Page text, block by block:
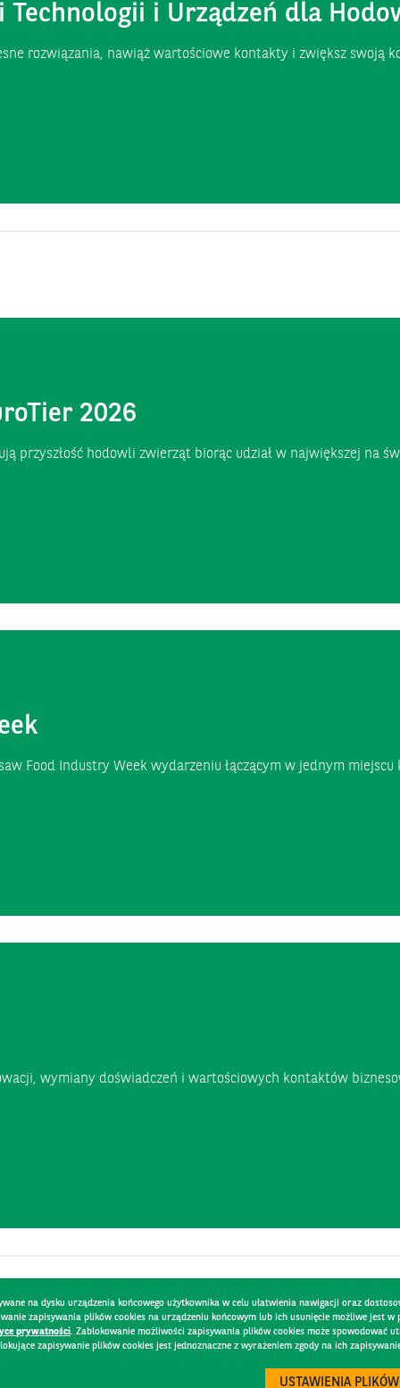
Technologii i Urządzeń dla
rozwiązania, nawiąż wartościowe kontakty i zwiększ swoją
2026
przyszłość hodowli zwierząt biorąc udział w największej na
Food Industry Week wydarzeniu łączącym w jednym
wymiany doświadczeń i wartościowych kontaktów
na dysku urządzenia końcowego użytkownika w celu ułatwienia nawigacji oraz
zapisywania plików cookies na urządzeniu końcowym lub ich usunięcie możliwe jest
prywatności. Zablokowanie możliwości zapisywania plików cookies może spowodować
zapisywanie plików cookies jest jednoznaczne z wyrażeniem zgody na ich
USTAWIENIA